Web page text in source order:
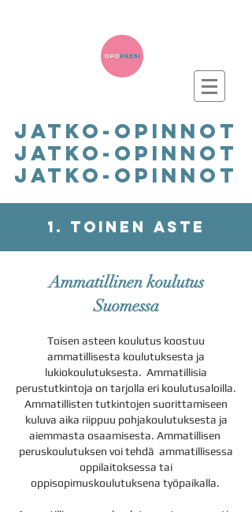
jatko-opinnot
jatko-opinnot
jatko-opinnot
1. Toinen aste
Ammatillinen koulutus
Suomessa
Toisen asteen koulutus koostuu
ammatillisesta koulutuksesta ja
lukiokoulutuksesta. Ammatillisia
perustutkintoja on tarjolla eri koulutusaloilla.
Ammatillisten tutkintojen suorittamiseen
kuluva aika riippuu pohjakoulutuksesta ja
aiemmasta osaamisesta. Ammatillisen
peruskoulutuksen voi tehdä ammatillisessa
oppilaitoksessa tai
oppisopimuskoulutuksena työpaikalla.